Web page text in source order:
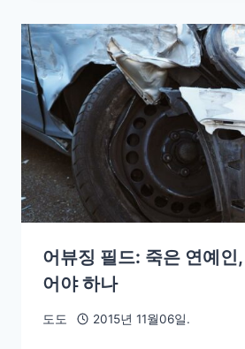
어뷰징 필드: 죽은 연예인
어야 하나
도도 2015년 11월06일.